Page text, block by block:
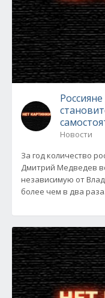
Новости
За год количество
Дмитрий Медведев
независимую от
более чем в два